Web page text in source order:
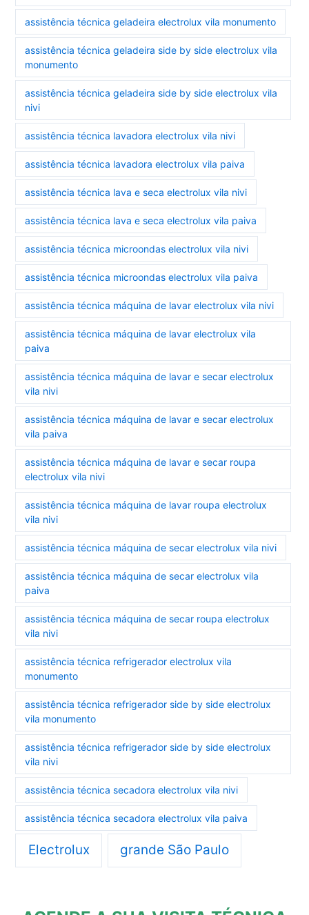
assistência técnica geladeira electrolux vila monumento
assistência técnica geladeira side by side electrolux vila
monumento
assistência técnica geladeira side by side electrolux vila
nivi
assistência técnica lavadora electrolux vila nivi
assistência técnica lavadora electrolux vila paiva
assistência técnica lava e seca electrolux vila nivi
assistência técnica lava e seca electrolux vila paiva
assistência técnica microondas electrolux vila nivi
assistência técnica microondas electrolux vila paiva
assistência técnica máquina de lavar electrolux vila nivi
assistência técnica máquina de lavar electrolux vila
paiva
assistência técnica máquina de lavar e secar electrolux
vila nivi
assistência técnica máquina de lavar e secar electrolux
vila paiva
assistência técnica máquina de lavar e secar roupa
electrolux vila nivi
assistência técnica máquina de lavar roupa electrolux
vila nivi
assistência técnica máquina de secar electrolux vila nivi
assistência técnica máquina de secar electrolux vila
paiva
assistência técnica máquina de secar roupa electrolux
vila nivi
assistência técnica refrigerador electrolux vila
monumento
assistência técnica refrigerador side by side electrolux
vila monumento
assistência técnica refrigerador side by side electrolux
vila nivi
assistência técnica secadora electrolux vila nivi
assistência técnica secadora electrolux vila paiva
Electrolux grande São Paulo